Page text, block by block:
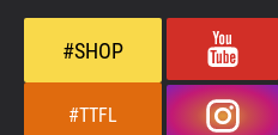
#SHOP
#TTFL